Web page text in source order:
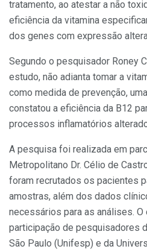
tratamento, ao atestar a não
eficiência da vitamina
dos genes com expressão
Segundo o pesquisador Roney
estudo, não adianta tomar a
como medida de prevenção,
constatou a eficiência da B12
processos inflamatórios
A pesquisa foi realizada em
Metropolitano Dr. Célio de
foram recrutados os pacientes
amostras, além dos dados
necessários para as análises.
participação de pesquisadores
São Paulo (Unifesp) e da